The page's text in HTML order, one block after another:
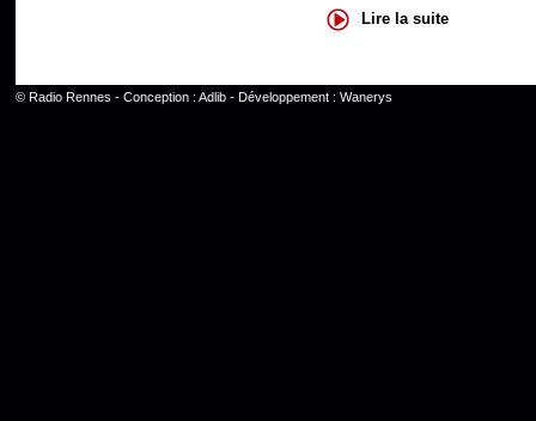
Lire la suite
© Radio Rennes - Conception : Adlib- Développement : Wanerys